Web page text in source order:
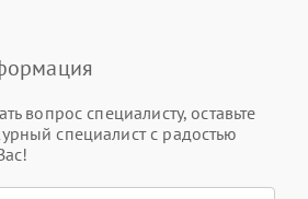
вопрос специалисту, оставьте
специалист с радостью